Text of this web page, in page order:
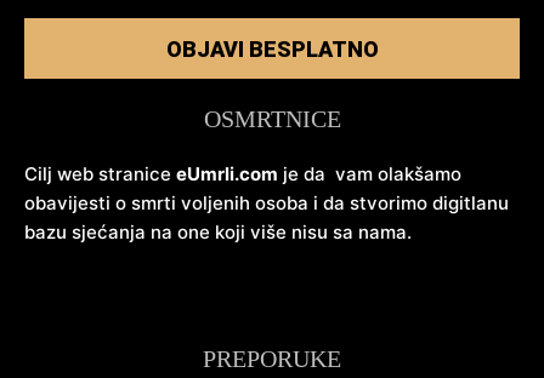
OBJAVI BESPLATNO
OSMRTNICE
Cilj web stranice eUmrli.com je da vam olakšamo
obavijesti o smrti voljenih osoba i da stvorimo digitlanu
bazu sjećanja na one koji više nisu sa nama.
PREPORUKE